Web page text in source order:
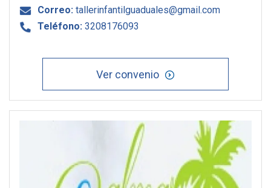
Correo: tallerinfantilguaduales@gmail.com
Teléfono: 3208176093
Ver convenio